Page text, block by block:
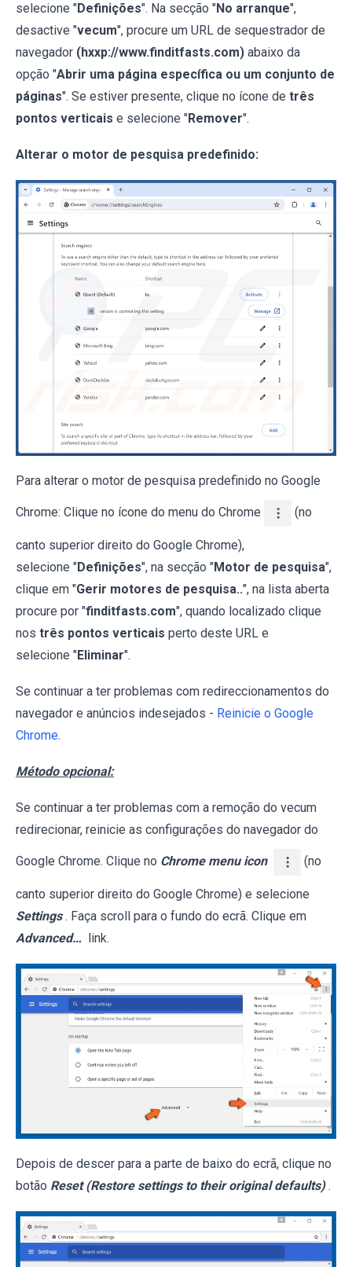
selecione "Definições". Na secção "No arranque",
desactive "vecum", procure um URL de sequestrador de
navegador (hxxp://www.finditfasts.com) abaixo da
opção "Abrir uma página específica ou um conjunto de
páginas". Se estiver presente, clique no ícone de três
pontos verticais e selecione "Remover".
Alterar o motor de pesquisa predefinido:
Para alterar o motor de pesquisa predefinido no Google
Chrome: Clique no ícone do menu do Chrome (no
canto superior direito do Google Chrome),
selecione "Definições", na secção "Motor de pesquisa",
clique em "Gerir motores de pesquisa..", na lista aberta
procure por "finditfasts.com", quando localizado clique
nos três pontos verticais perto deste URL e
selecione "Eliminar".
Se continuar a ter problemas com redireccionamentos do
navegador e anúncios indesejados - Reinicie o Google
Chrome.
Método opcional:
Se continuar a ter problemas com a remoção do vecum
redirecionar, reinicie as configurações do navegador do
Google Chrome. Clique no Chrome menu icon (no
canto superior direito do Google Chrome) e selecione
Settings . Faça scroll para o fundo do ecrã. Clique em
Advanced… link.
Depois de descer para a parte de baixo do ecrã, clique no
botão Reset (Restore settings to their original defaults) .